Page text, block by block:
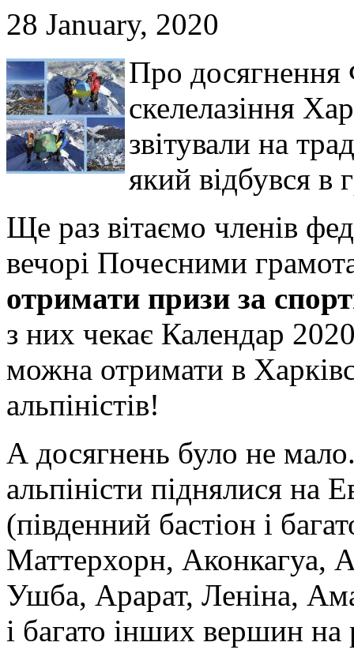
28 January, 2020
Про досягнення
скелелазіння
звітували на
який відбувся в
Ще раз вітаємо членів
вечорі Почесними
отримати призи за
з них чекає Календар
можна отримати в
альпіністів!
А досягнень було не
альпіністи піднялися на
(південний бастіон і
Маттерхорн, Аконкагуа,
Ушба, Арарат, Леніна,
і багато інших вершин на